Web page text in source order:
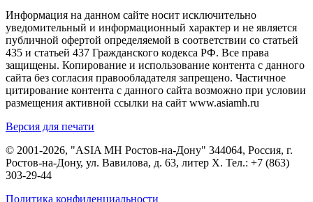
Информация на данном сайте носит исключительно
уведомительный и информационный характер и не является
публичной офертой определяемой в соответствии со статьей
435 и статьей 437 Гражданского кодекса РФ. Все права
защищены. Копирование и использование контента с данного
сайта без согласия правообладателя запрещено. Частичное
цитирование контента с данного сайта возможно при условии
размещения активной ссылки на сайт www.asiamh.ru
Версия для печати
© 2001-2026, "ASIA MH Ростов-на-Дону" 344064, Россия, г.
Ростов-на-Дону, ул. Вавилова, д. 63, литер Х. Тел.: +7 (863)
303-29-44
Политика конфиденциальности